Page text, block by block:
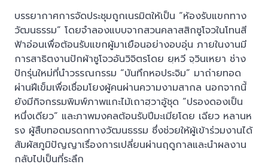
บรรยากาศการจัดประชุมถูกเนรมิตให้เป็น “ห้องรับแขกทาง
วัฒนธรรม” โดยจำลองแบบจากสวนคลาสสิกซูโจวในโทนสี
ฟ้าอ่อนเพื่อต้อนรับแขกผู้มาเยือนอย่างอบอุ่น ภายในงานมี
การสาธิตงานปักผ้าซูโจวอันวิจิตรโดย ยฺหวี จฺวินเหยา ช่าง
ปักรุ่นใหม่ที่นำวรรณกรรม “บันทึกหอประจิม” มาถ่ายทอด
ผ่านฝีเข็มเพื่อเชื่อมโยงผู้คนผ่านความงามสากล นอกจากนี้
ยังมีกิจกรรมพิมพ์ภาพแกะไม้เถาฮฺวาอู้ชุด “ปรองดองเป็น
หนึ่งเดียว” และภาพมงคลต้อนรับปีมะเมียโดย เฉียว หลานห
รง ผู้สืบทอดมรดกทางวัฒนธรรม ซึ่งช่วยให้ผู้เข้าร่วมงานได้
สัมผัสภูมิปัญญาเรื่องการเปลี่ยนผ่านฤดูกาลและนำผลงาน
กลับไปเป็นที่ระลึก